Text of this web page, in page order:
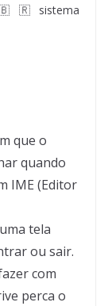
que o
quando
IME (Editor
tela
ou sair.
com
perca o